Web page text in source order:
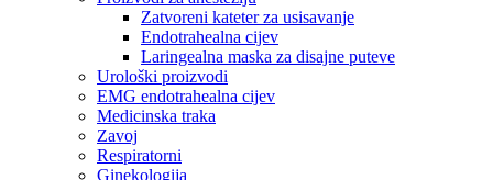
Zatvoreni kateter za usisavanje
Endotrahealna cijev
Laringealna maska ​​za disajne puteve
Urološki proizvodi
EMG endotrahealna cijev
Medicinska traka
Zavoj
Respiratorni
Ginekologija